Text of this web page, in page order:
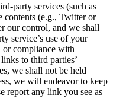
party services (such as
contents (e.g., Twitter or
our control, and we shall
service’s use of your
or compliance with
to third parties’
we shall not be held
we will endeavor to keep
report any link you see as